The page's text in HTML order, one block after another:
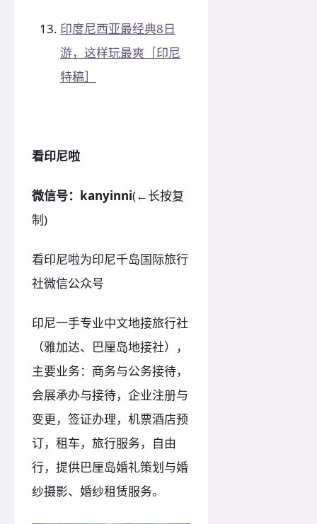
印度尼西亚最经典8日
游，这样玩最爽［印尼
特稿］
看印尼啦
微信号：kanyinni(←长按复
制)
看印尼啦为印尼千岛国际旅行
社微信公众号
印尼一手专业中文地接旅行社
（雅加达、巴厘岛地接社），
主要业务：商务与公务接待，
会展承办与接待，企业注册与
变更，签证办理，机票酒店预
订，租车，旅行服务，自由
行，提供巴厘岛婚礼策划与婚
纱摄影、婚纱租赁服务。